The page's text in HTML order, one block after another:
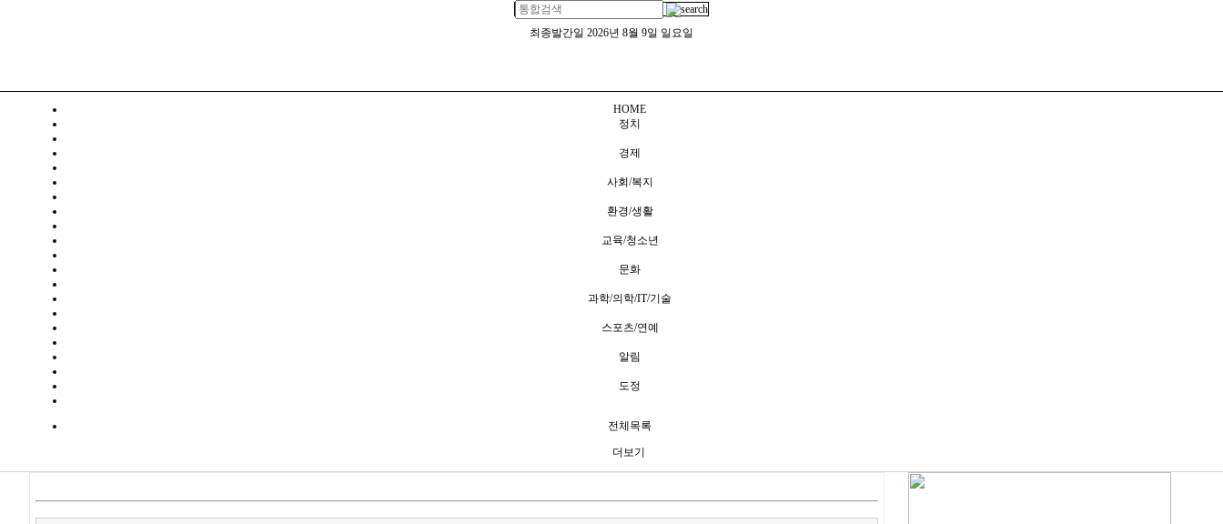
최종발간일 2026년 8월 9일 일요일
HOME
정치
경제
사회/복지
환경/생활
교육/청소년
문화
과학/의학/IT/기술
스포츠/연예
알림
도정
전체목록
더보기